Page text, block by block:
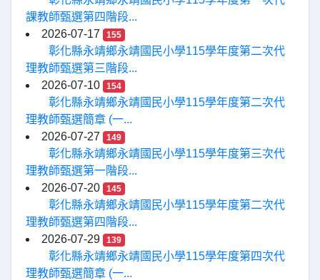
課教師甄選第四階段...
2026-07-17
155
彰化縣永靖鄉永靖國民小學115學年度第二次代
理教師甄選第三階段...
2026-07-10
154
彰化縣永靖鄉永靖國民小學115學年度第二次代
理教師甄選簡章 (一...
2026-07-27
149
彰化縣永靖鄉永靖國民小學115學年度第三次代
理教師甄選第一階段...
2026-07-20
145
彰化縣永靖鄉永靖國民小學115學年度第二次代
理教師甄選第四階段...
2026-07-29
139
彰化縣永靖鄉永靖國民小學115學年度第四次代
理教師甄選簡章 (一...